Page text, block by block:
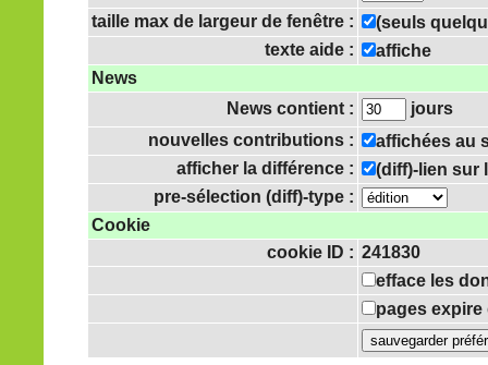
taille max de largeur de fenêtre :
(seuls
texte aide :
affiche
News
News contient :
jours
nouvelles contributions :
affichées au
afficher la différence :
(diff)-lien sur
pre-sélection (diff)-type :
Cookie
cookie ID : 241830
efface les
pages